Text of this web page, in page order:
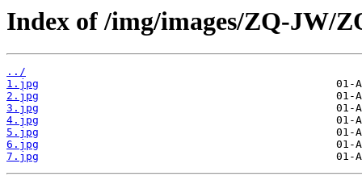
Index of /img/images/ZQ-JW/
../
1.jpg
2.jpg
3.jpg
4.jpg
5.jpg
6.jpg
7.jpg